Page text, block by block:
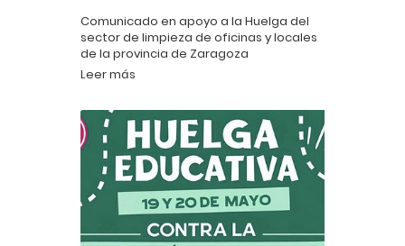
Comunicado en apoyo a la Huelga del
sector de limpieza de oficinas y locales
de la provincia de Zaragoza
Leer más